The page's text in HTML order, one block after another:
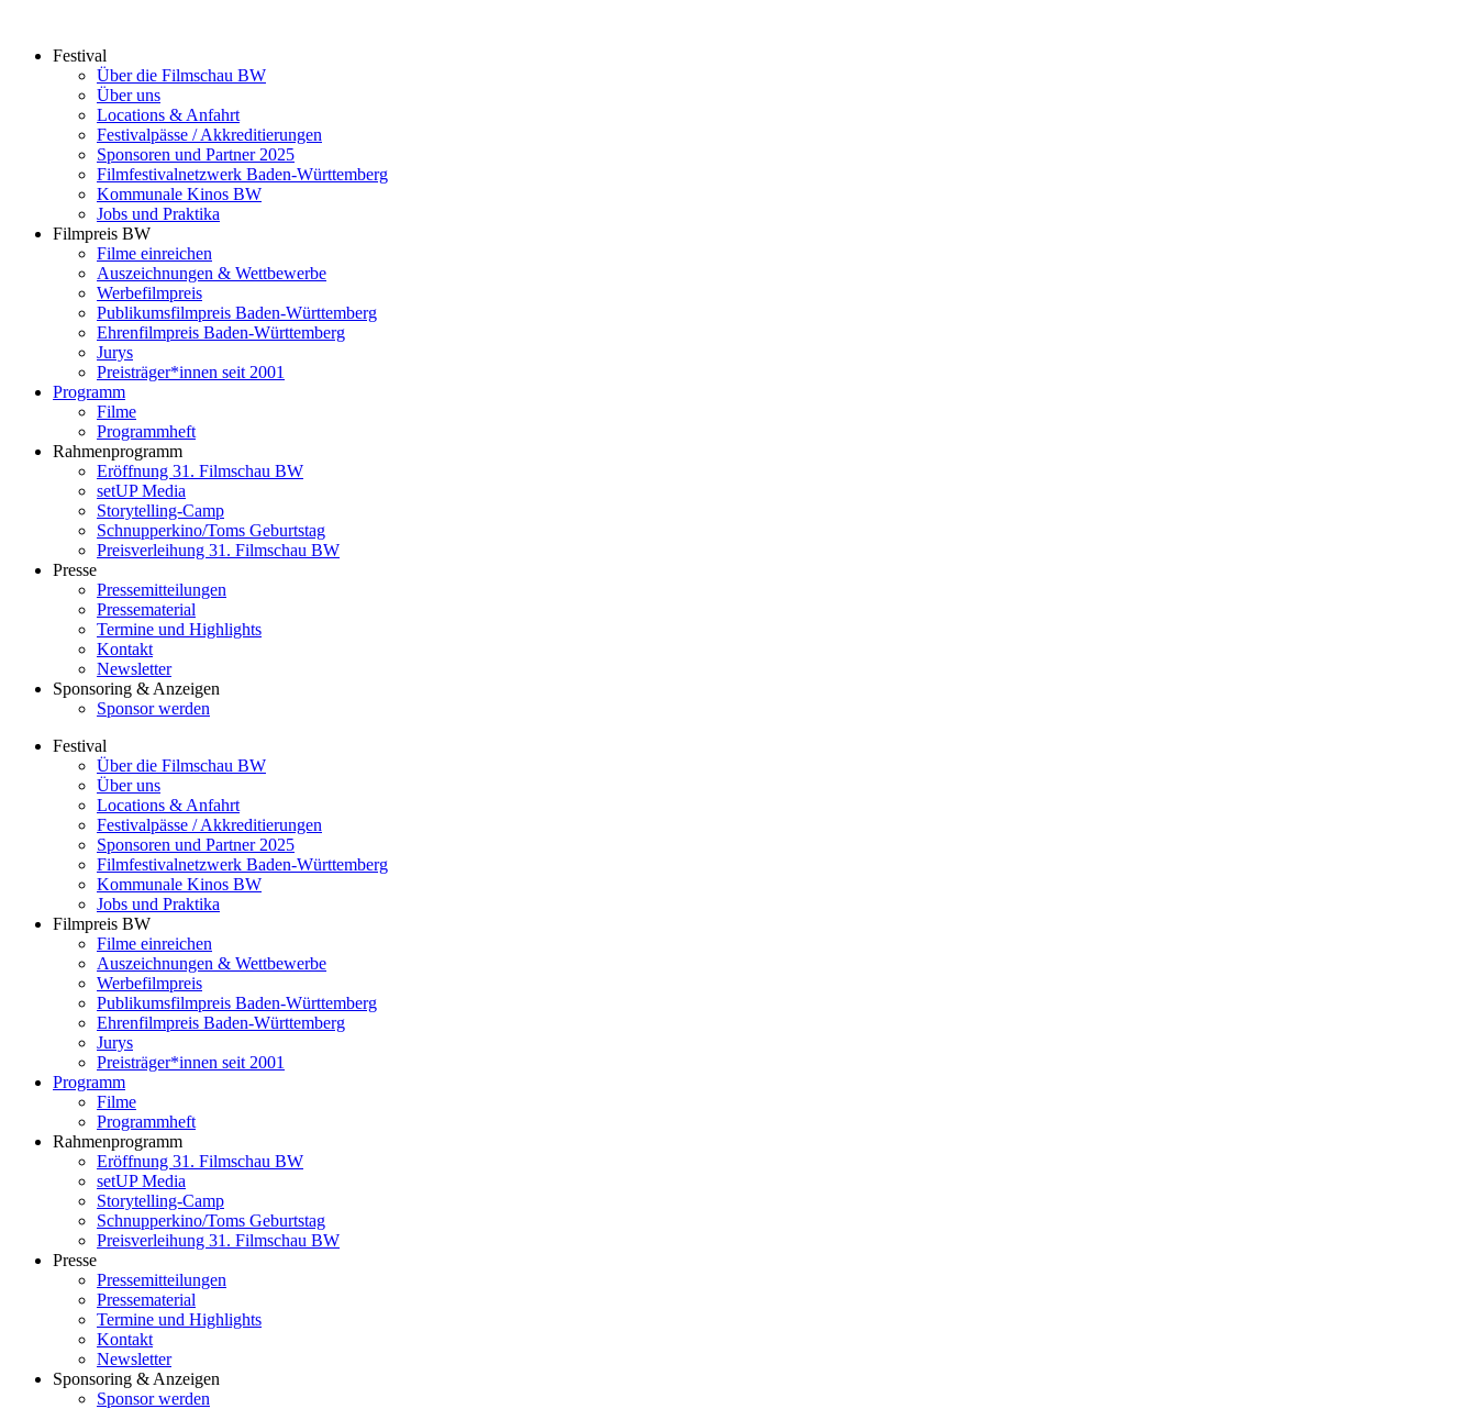
springenFestival
Über die Filmschau BW
Über uns
Locations & Anfahrt
Festivalpässe / Akkreditierungen
Sponsoren und Partner 2025
Filmfestivalnetzwerk ­Baden-Württemberg
Kommunale Kinos BW
Jobs und Praktika
Filmpreis BW
Filme einreichen
Auszeichnungen & Wettbewerbe
Werbefilmpreis
Publikumsfilmpreis Baden-Württemberg
Ehrenfilmpreis Baden-Württemberg
Jurys
Preisträger*innen seit 2001
Programm
Filme
Programmheft
Rahmenprogramm
Eröffnung 31. Filmschau BW
setUP Media
Storytelling-Camp
Schnupperkino/Toms Geburtstag
Preisverleihung 31. Filmschau BW
Presse
Pressemitteilungen
Pressematerial
Termine und Highlights
Kontakt
Newsletter
Sponsoring & Anzeigen
Sponsor werden
Festival
Über die Filmschau BW
Über uns
Locations & Anfahrt
Festivalpässe / Akkreditierungen
Sponsoren und Partner 2025
Filmfestivalnetzwerk ­Baden-Württemberg
Kommunale Kinos BW
Jobs und Praktika
Filmpreis BW
Filme einreichen
Auszeichnungen & Wettbewerbe
Werbefilmpreis
Publikumsfilmpreis Baden-Württemberg
Ehrenfilmpreis Baden-Württemberg
Jurys
Preisträger*innen seit 2001
Programm
Filme
Programmheft
Rahmenprogramm
Eröffnung 31. Filmschau BW
setUP Media
Storytelling-Camp
Schnupperkino/Toms Geburtstag
Preisverleihung 31. Filmschau BW
Presse
Pressemitteilungen
Pressematerial
Termine und Highlights
Kontakt
Newsletter
Sponsoring & Anzeigen
Sponsor werden